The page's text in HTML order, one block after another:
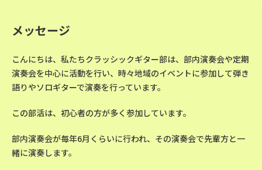
メッセージ
こんにちは、私たちクラッシックギター部は、部内演奏会や定期
演奏会を中心に活動を行い、時々地域のイベントに参加して弾き
語りやソロギターで演奏を行っています。
この部活は、初心者の方が多く参加しています。
部内演奏会が毎年6月くらいに行われ、その演奏会で先輩方と一
緒に演奏します。